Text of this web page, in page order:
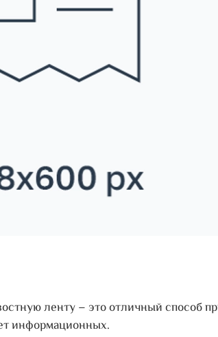
ленту – это отличный способ
информационных.